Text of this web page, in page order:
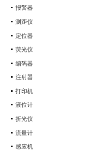
报警器
测距仪
定位器
荧光仪
编码器
注射器
打印机
液位计
折光仪
流量计
感应机